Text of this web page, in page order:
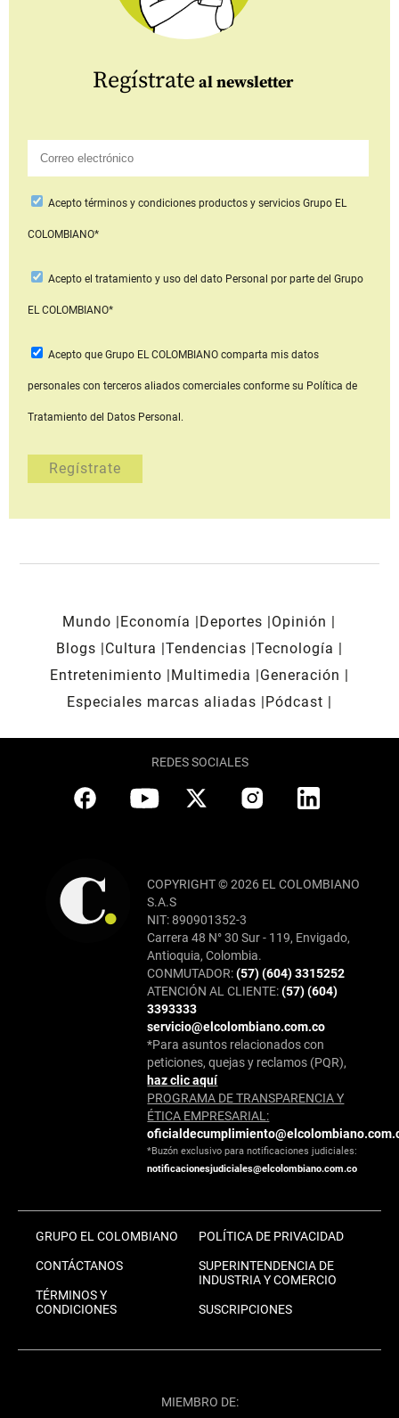
Regístrate al newsletter
Aceptotérminos y condiciones productos y serviciosGrupo EL
COLOMBIANO*
Acepto el tratamiento y uso del dato Personal por parte del Grupo
EL COLOMBIANO*
Acepto que Grupo EL COLOMBIANOcomparta mis datos
personales con terceros aliados comerciales conforme su Política de
Tratamiento del Datos Personal.
Mundo Economía Deportes
Opinión
Blogs
Cultura Tendencias Tecnología
Entretenimiento
Multimedia
Generación
Especiales marcas aliadas
Pódcast
REDES SOCIALES
COPYRIGHT © 2026 EL COLOMBIANO
S.A.S
NIT: 890901352-3
Carrera 48 N° 30 Sur - 119, Envigado,
Antioquia, Colombia.
CONMUTADOR:(57) (604) 3315252
ATENCIÓN AL CLIENTE:(57) (604)
3393333
servicio@elcolombiano.com.co
*Para asuntos relacionados con
peticiones, quejas y reclamos (PQR),
haz clic aquí
PROGRAMA DE TRANSPARENCIA Y
ÉTICA EMPRESARIAL:
*Buzón exclusivo para notificaciones judiciales:
notificacionesjudiciales@elcolombiano.com.co
GRUPO EL COLOMBIANO
CONTÁCTANOS
TÉRMINOS Y
CONDICIONES
POLÍTICA DE PRIVACIDAD
SUPERINTENDENCIA DE
INDUSTRIA Y COMERCIO
SUSCRIPCIONES
MIEMBRO DE: